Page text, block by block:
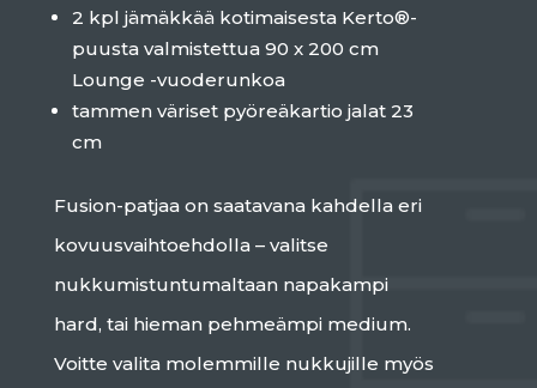
2 kpl jämäkkää kotimaisesta Kerto®-
puusta valmistettua 90 x 200 cm
Lounge -vuoderunkoa
tammen väriset pyöreäkartio jalat 23
cm
Fusion-patjaa on saatavana kahdella eri
kovuusvaihtoehdolla – valitse
nukkumistuntumaltaan napakampi
hard, tai hieman pehmeämpi medium.
Voitte valita molemmille nukkujille myös